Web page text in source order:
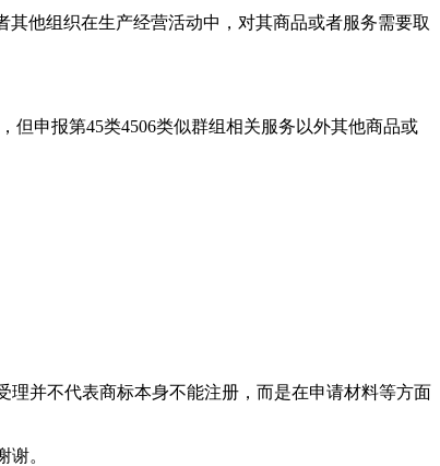
他组织在生产经营活动中，对其商品或者服务需要取
但申报第45类4506类似群组相关服务以外其他商品或
并不代表商标本身不能注册，而是在申请材料等方面
。